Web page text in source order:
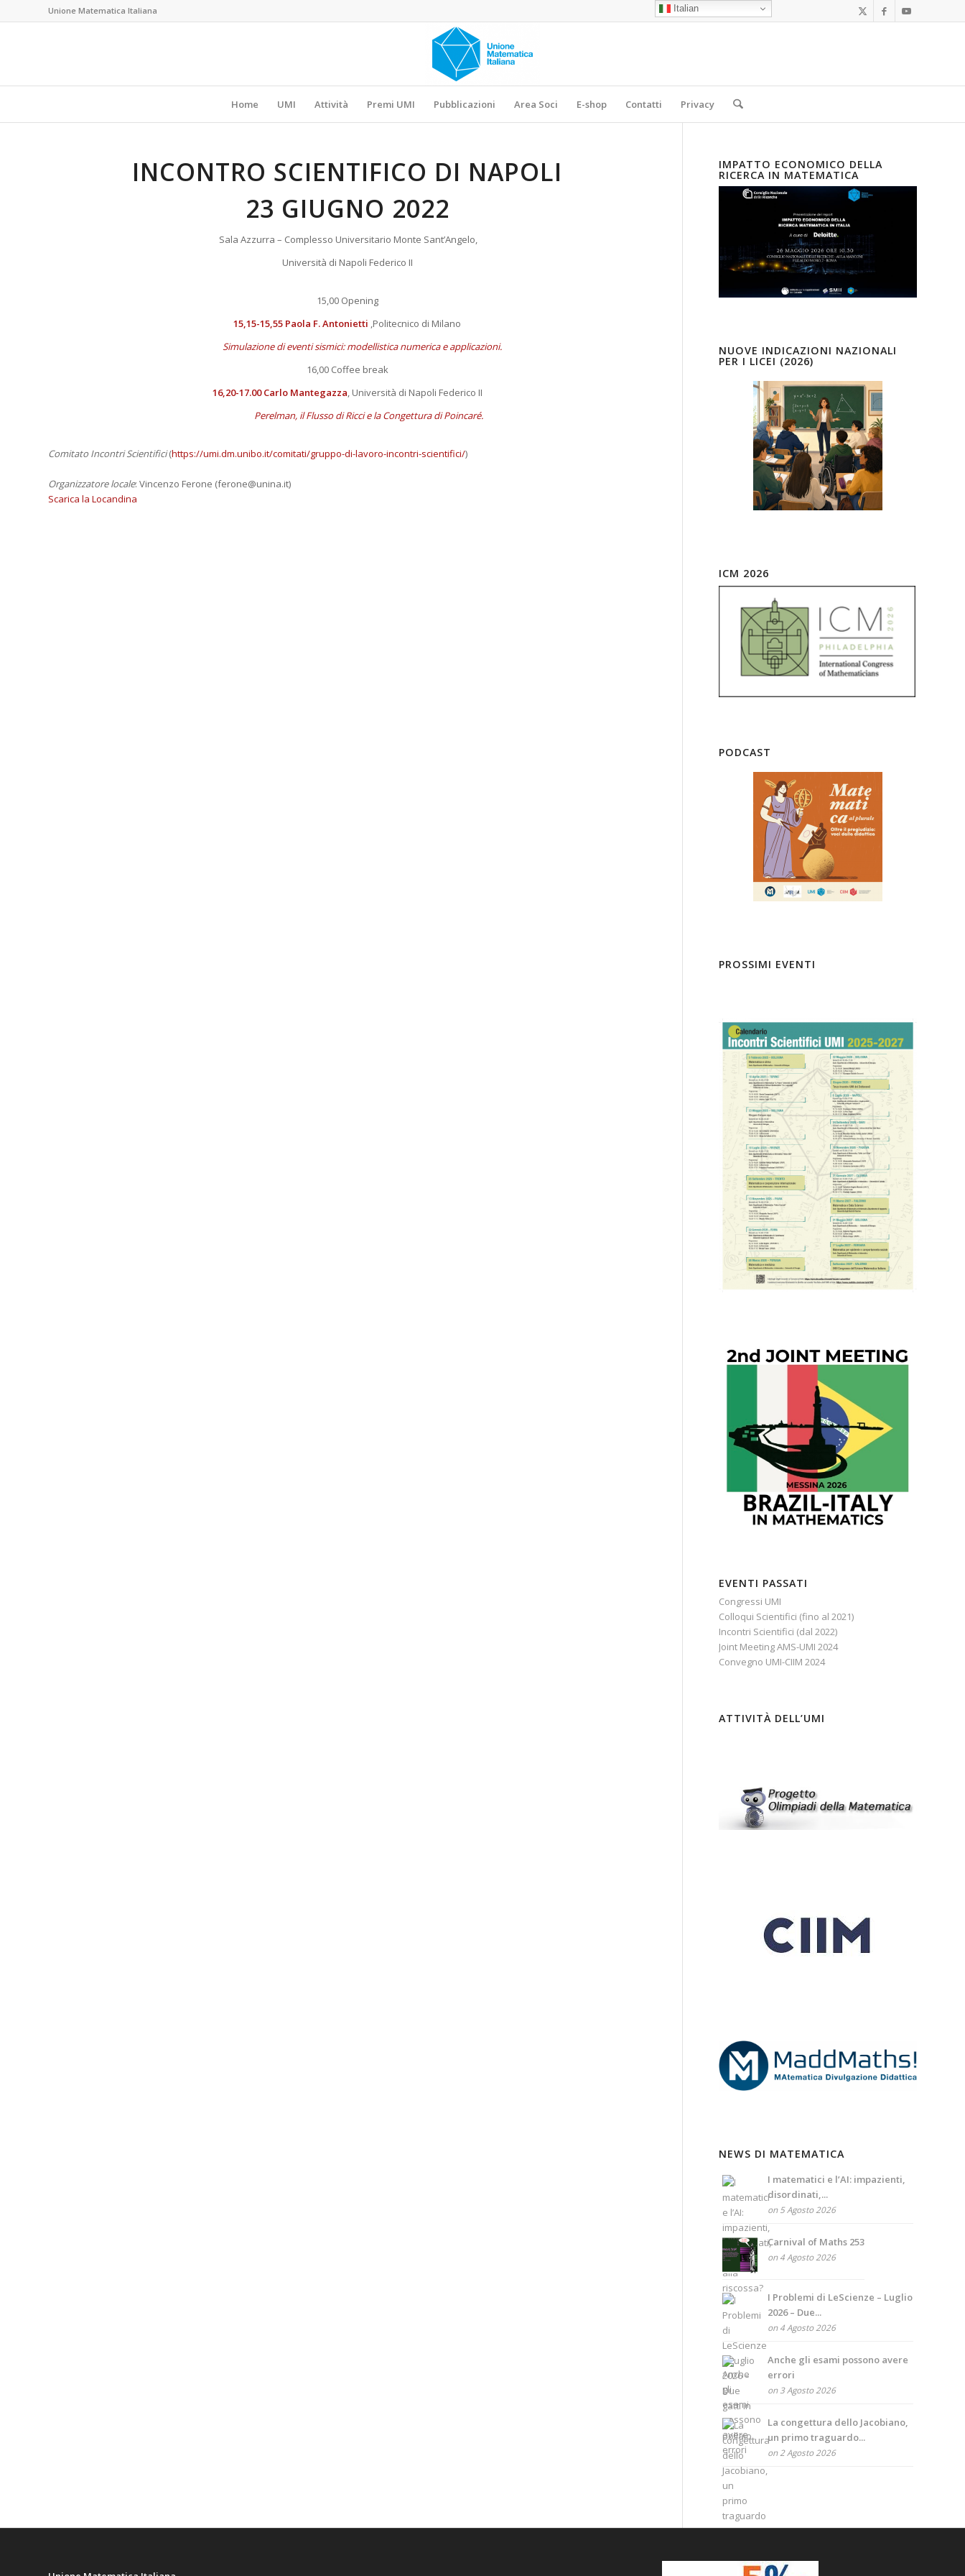
Unione Matematica Italiana
Home UMI Attività Premi UMI Pubblicazioni Area Soci E-shop Contatti Privacy
INCONTRO SCIENTIFICO DI NAPOLI
23 GIUGNO 2022
Sala Azzurra – Complesso Universitario Monte Sant’Angelo,
Università di Napoli Federico II
15,00 Opening
15,15-15,55 Paola F. Antonietti ,Politecnico di Milano
Simulazione di eventi sismici: modellistica numerica e applicazioni.
16,00 Coffee break
16,20-17.00 Carlo Mantegazza, Università di Napoli Federico II
Perelman, il Flusso di Ricci e la Congettura di Poincaré.
Comitato Incontri Scientifici(https://umi.dm.unibo.it/comitati/gruppo-di-lavoro-incontri-scientifici/)
Organizzatore locale: Vincenzo Ferone (ferone@unina.it)
Scarica la Locandina
IMPATTO ECONOMICO DELLA
RICERCA IN MATEMATICA
NUOVE INDICAZIONI NAZIONALI
PER I LICEI (2026)
ICM 2026
PODCAST
PROSSIMI EVENTI
EVENTI PASSATI
Congressi UMI
Colloqui Scientifici (fino al 2021)
Incontri Scientifici (dal 2022)
Joint Meeting AMS-UMI 2024
Convegno UMI-CIIM 2024
ATTIVITÀ DELL’UMI
NEWS DI MATEMATICA
I matematici e l’AI: impazienti,
disordinati,...
on 5 Agosto 2026
Carnival of Maths 253
on 4 Agosto 2026
I Problemi di LeScienze – Luglio
2026 – Due...
on 4 Agosto 2026
Anche gli esami possono avere
errori
on 3 Agosto 2026
La congettura dello Jacobiano,
un primo traguardo...
on 2 Agosto 2026
Italian